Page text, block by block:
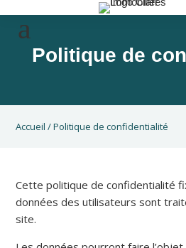
Politique de
Accueil /Politique de confidentialité
Cette politique de confidentialité
données des utilisateurs sont
site.